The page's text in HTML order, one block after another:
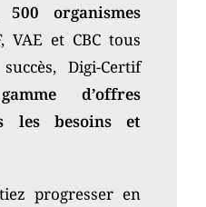
500 organismes
VAE et CBC tous
Digi-Certif
gamme d’offres
les besoins et
progresser en